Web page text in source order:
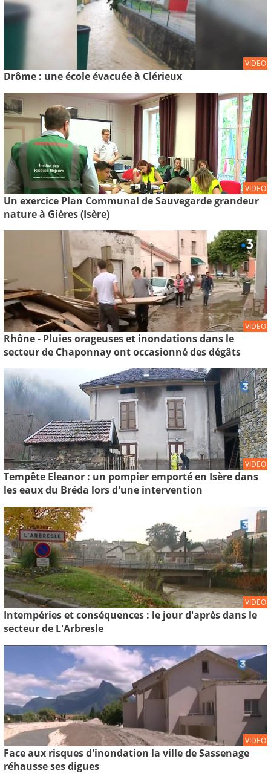
VIDEO
Drôme : une école évacuée à Clérieux
VIDEO
Un exercice Plan Communal de Sauvegarde grandeur
nature à Gières (Isère)
VIDEO
Rhône - Pluies orageuses et inondations dans le
secteur de Chaponnay ont occasionné des dégâts
VIDEO
Tempête Eleanor : un pompier emporté en Isère dans
les eaux du Bréda lors d'une intervention
VIDEO
Intempéries et conséquences : le jour d'après dans le
secteur de L'Arbresle
VIDEO
Face aux risques d'inondation la ville de Sassenage
réhausse ses digues